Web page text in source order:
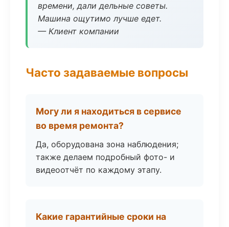
времени, дали дельные советы.
Машина ощутимо лучше едет.
— Клиент компании
Часто задаваемые вопросы
Могу ли я находиться в сервисе
во время ремонта?
Да, оборудована зона наблюдения;
также делаем подробный фото- и
видеоотчёт по каждому этапу.
Какие гарантийные сроки на